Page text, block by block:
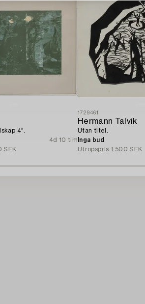
4".
4d 10 tim
SEK
1729461
Hermann Talvik
Utan titel.
Inga bud
Utropspris 1 500 SEK